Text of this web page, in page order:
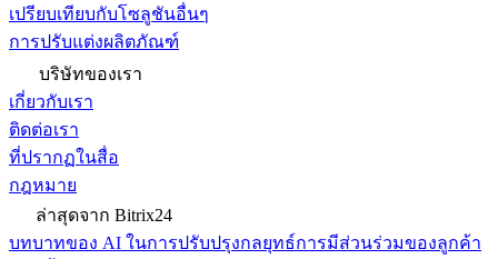
เปรียบเทียบกับโซลูชันอื่นๆ
การปรับแต่งผลิตภัณฑ์
บริษัทของเรา
เกี่ยวกับเรา
ติดต่อเรา
ที่ปรากฏในสื่อ
กฎหมาย
ล่าสุดจาก Bitrix24
บทบาทของ AI ในการปรับปรุงกลยุทธ์การมีส่วนร่วมของลูกค้า